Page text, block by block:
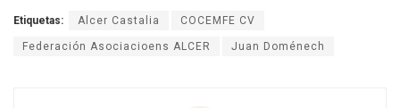
Etiquetas: Alcer Castalia COCEMFE CV
Federación Asociacioens ALCER Juan Doménech